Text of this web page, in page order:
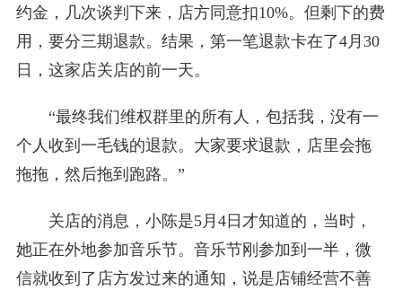
约金，几次谈判下来，店方同意扣10%。但剩下的费
用，要分三期退款。结果，第一笔退款卡在了4月30
日，这家店关店的前一天。
“最终我们维权群里的所有人，包括我，没有一
个人收到一毛钱的退款。大家要求退款，店里会拖
拖拖，然后拖到跑路。”
关店的消息，小陈是5月4日才知道的，当时，
她正在外地参加音乐节。音乐节刚参加到一半，微
信就收到了店方发过来的通知，说是店铺经营不善